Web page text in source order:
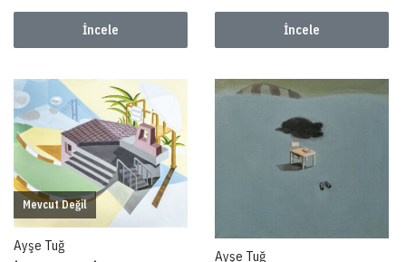
İncele İncele
Mevcut Değil
Ayşe Tuğ
Ayşe Tuğ